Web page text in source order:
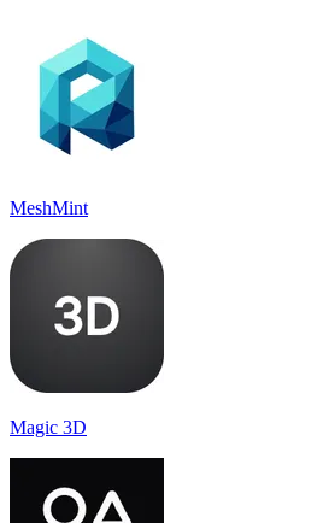
MeshMint
Magic 3D